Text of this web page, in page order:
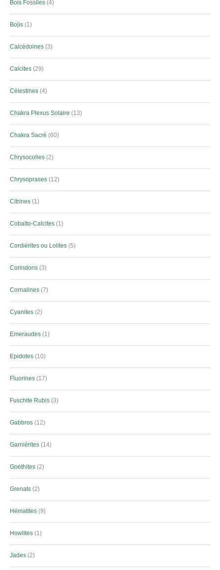
Bois Fossiles 4
Bojis 1
Calcédoines 3
Calcites 29
Célestines 4
Chakra Plexus Solaire 13
Chakra Sacré 60
Chrysocolles 2
Chrysoprases 12
Citrines 1
Cobalto-Calcites 1
Cordiérites ou Lolites 5
Corindons 3
Cornalines 7
Cyanites 2
Emeraudes 1
Epidotes 10
Fluorines 17
Fuschite Rubis 3
Gabbros 12
Garniérites 14
Goéthites 2
Grenats 2
Hématites 9
Howlites 1
Jades 2